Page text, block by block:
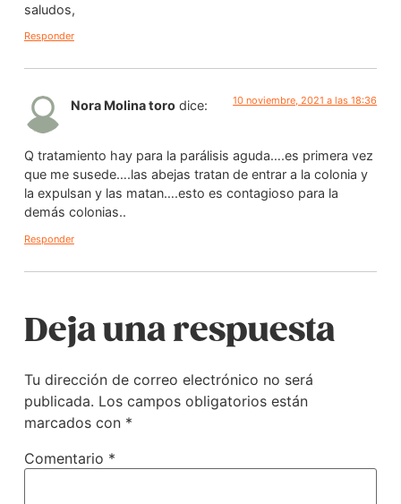
saludos,
Responder
Nora Molina toro dice: 10 noviembre, 2021 a las 18:36
Q tratamiento hay para la parálisis aguda….es primera vez
que me susede….las abejas tratan de entrar a la colonia y
la expulsan y las matan….esto es contagioso para la
demás colonias..
Responder
Deja una respuesta
Tu dirección de correo electrónico no será
publicada. Los campos obligatorios están
marcados con *
Comentario *